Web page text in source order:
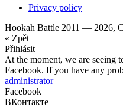
Privacy policy
Hookah Battle 2011 — 2026,
« Zpět
Přihlásit
At the moment, we are seeing
Facebook. If you have any
administrator
Facebook
ВКонтакте